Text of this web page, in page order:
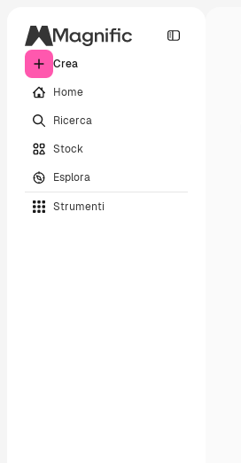
Crea
Home
Ricerca
Stock
Esplora
Strumenti